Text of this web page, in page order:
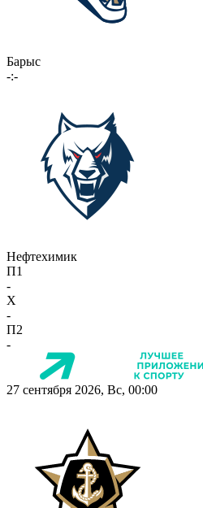
Барыс
-:-
Нефтехимик
П1
-
X
-
П2
-
27 сентября 2026, Вс, 00:00